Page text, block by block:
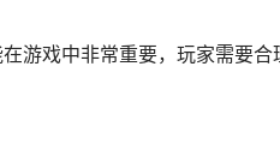
游戏中非常重要，玩家需要合